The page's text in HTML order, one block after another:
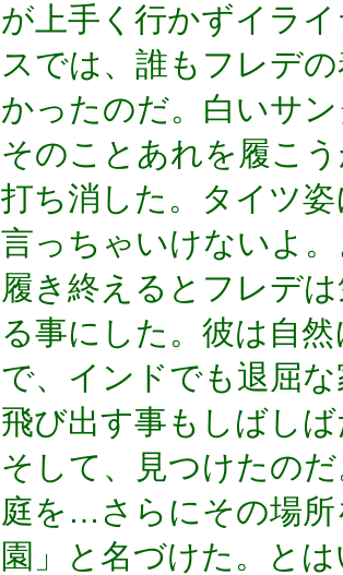
が上手く行かずイラ
スでは、誰もフレデ
かったのだ。白いサ
そのことあれを履こ
打ち消した。タイツ
言っちゃいけないよ
履き終えるとフレデ
る事にした。彼は自
で、インドでも退屈
飛び出す事もしばし
そして、見つけたの
庭を…さらにその場
園」と名づけた。と